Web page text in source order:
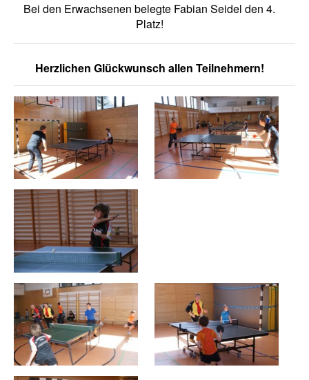
Bei den Erwachsenen belegte Fabian Seidel den 4.
Platz!
Herzlichen Glückwunsch allen Teilnehmern!